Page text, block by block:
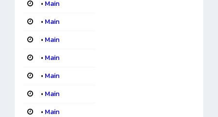
• Main
• Main
• Main
• Main
• Main
• Main
• Main